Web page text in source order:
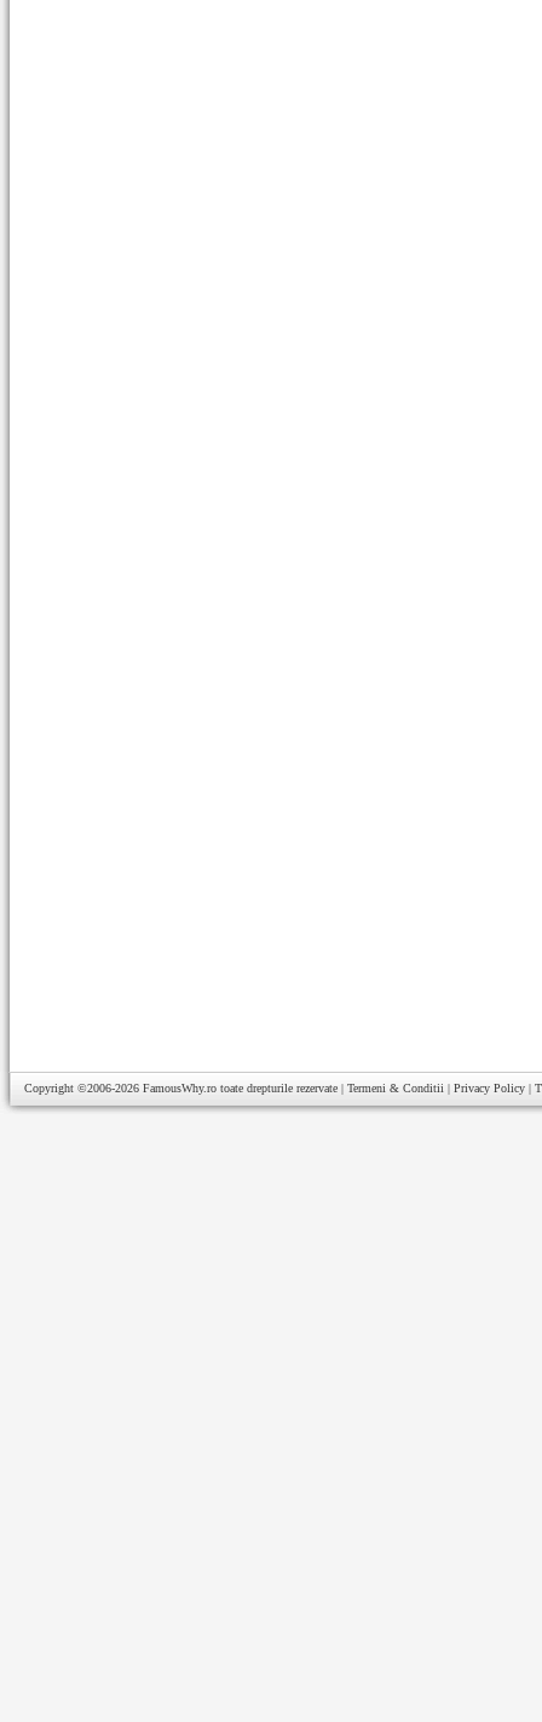
Copyright ©2006-2026 FamousWhy.ro toate drepturile rezervate | Termeni & Conditii | Privacy Policy |